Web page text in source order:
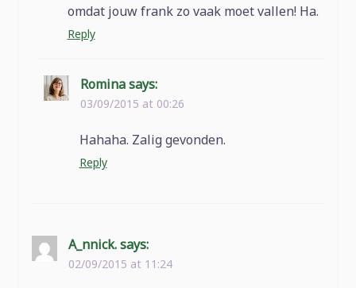
omdat jouw frank zo vaak moet vallen! Ha.
Reply
Romina says:
03/09/2015 at 00:26
Hahaha. Zalig gevonden.
Reply
A_nnick. says:
02/09/2015 at 11:24